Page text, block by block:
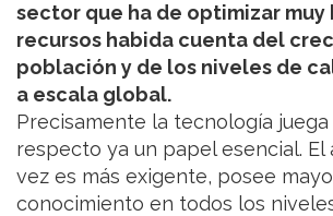
sector que ha de optimizar muy
recursos habida cuenta del
población y de los niveles de
a escala global.
Precisamente la tecnología juega
respecto ya un papel esencial. El
vez es más exigente, posee
conocimiento en todos los